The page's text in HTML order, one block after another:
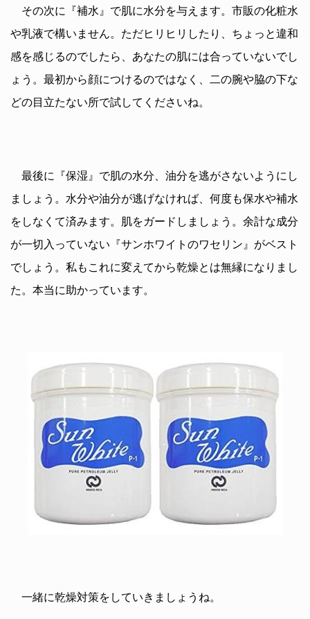
その次に『補水』で肌に水分を与えます。市販の化粧水
や乳液で構いません。ただヒリヒリしたり、ちょっと違和
感を感じるのでしたら、あなたの肌には合っていないでし
ょう。最初から顔につけるのではなく、二の腕や脇の下な
どの目立たない所で試してくださいね。
最後に『保湿』で肌の水分、油分を逃がさないようにし
ましょう。水分や油分が逃げなければ、何度も保水や補水
をしなくて済みます。肌をガードしましょう。余計な成分
が一切入っていない『サンホワイトのワセリン』がベスト
でしょう。私もこれに変えてから乾燥とは無縁になりまし
た。本当に助かっています。
一緒に乾燥対策をしていきましょうね。